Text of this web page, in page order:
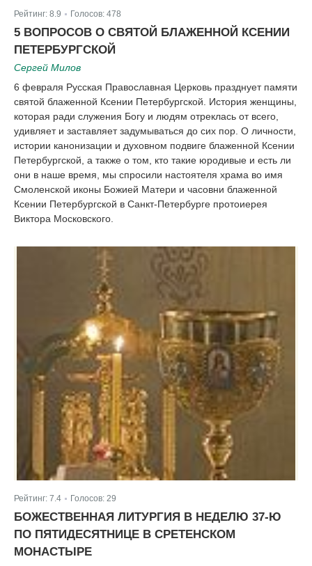
Рейтинг: 8.9 Голосов: 478
5 ВОПРОСОВ О СВЯТОЙ БЛАЖЕННОЙ КСЕНИИ
ПЕТЕРБУРГСКОЙ
Сергей Милов
6 февраля Русская Православная Церковь празднует памяти
святой блаженной Ксении Петербургской. История женщины,
которая ради служения Богу и людям отреклась от всего,
удивляет и заставляет задумываться до сих пор. О личности,
истории канонизации и духовном подвиге блаженной Ксении
Петербургской, а также о том, кто такие юродивые и есть ли
они в наше время, мы спросили настоятеля храма во имя
Смоленской иконы Божией Матери и часовни блаженной
Ксении Петербургской в Санкт-Петербурге протоиерея
Виктора Московского.
Рейтинг: 7.4 Голосов: 29
БОЖЕСТВЕННАЯ ЛИТУРГИЯ В НЕДЕЛЮ 37-Ю
ПО ПЯТИДЕСЯТНИЦЕ В СРЕТЕНСКОМ
МОНАСТЫРЕ